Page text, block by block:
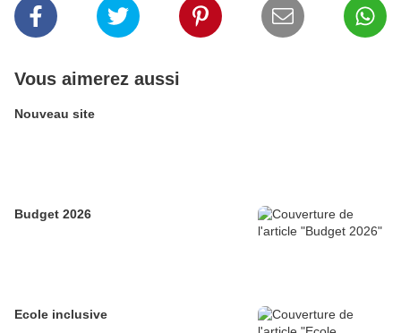
Vous aimerez aussi
Nouveau site
Budget 2026
Ecole inclusive